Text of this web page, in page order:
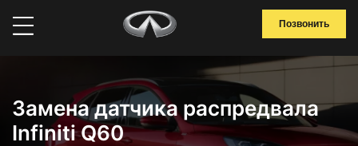
Позвонить
Замена датчика распредвала
Infiniti Q60